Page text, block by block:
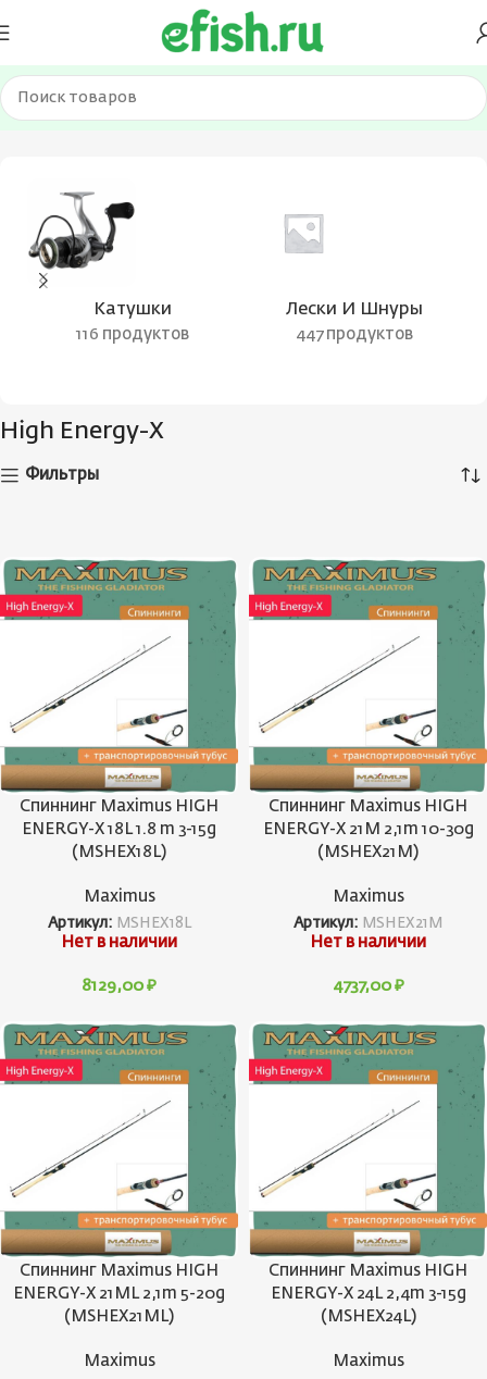
Главная Товары с меткой “High Energy-X”
Катушки
116 продуктов
Лески И Шнуры
447 продуктов
High Energy-X
Фильтры
Спиннинг Maximus HIGH
ENERGY-X 18L 1.8 m 3-15g
(MSHEX18L)
Maximus
Артикул: MSHEX18L
Нет в наличии
8129,00 ₽
Спиннинг Maximus HIGH
ENERGY-X 21M 2,1m 10-30g
(MSHEX21M)
Maximus
Артикул: MSHEX21M
Нет в наличии
4737,00 ₽
Спиннинг Maximus HIGH
ENERGY-X 21ML 2,1m 5-20g
(MSHEX21ML)
Maximus
Спиннинг Maximus HIGH
ENERGY-X 24L 2,4m 3-15g
(MSHEX24L)
Maximus